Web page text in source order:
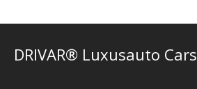
DRIVAR® Luxusauto